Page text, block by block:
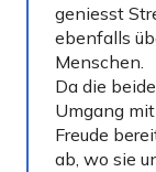
geniesst
ebenfalls
Menschen.
Da die
Umgang
Freude
ab, wo sie